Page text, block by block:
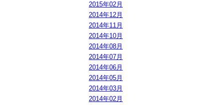
2015年02月
2014年12月
2014年11月
2014年10月
2014年08月
2014年07月
2014年06月
2014年05月
2014年03月
2014年02月